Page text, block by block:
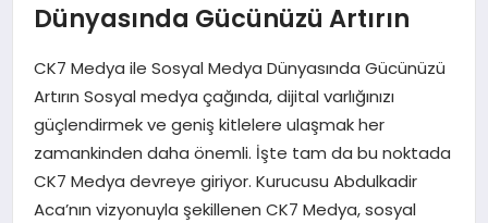
GÜNDEM
EĞITIM
TEKNOLOJI
Dünyasında Gücünüzü Artırın
CK7 Medya ile Sosyal Medya Dünyasında Gücünüzü
Artırın Sosyal medya çağında, dijital varlığınızı
güçlendirmek ve geniş kitlelere ulaşmak her
zamankinden daha önemli. İşte tam da bu noktada
CK7 Medya devreye giriyor. Kurucusu Abdulkadir
Aca’nın vizyonuyla şekillenen CK7 Medya, sosyal